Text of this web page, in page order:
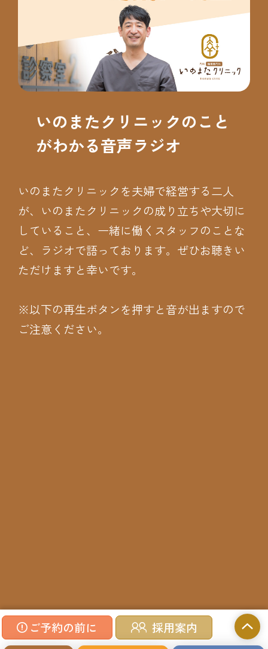
ご予約の前に 採用案内
いのまたクリニックのこと
がわかる音声ラジオ
いのまたクリニックを夫婦で経営する二人
が、いのまたクリニックの成り立ちや大切に
していること、一緒に働くスタッフのことな
ど、ラジオで語っております。ぜひお聴きい
ただけますと幸いです。
※以下の再生ボタンを押すと音が出ますので
ご注意ください。
©2023 Inomata Clinic.